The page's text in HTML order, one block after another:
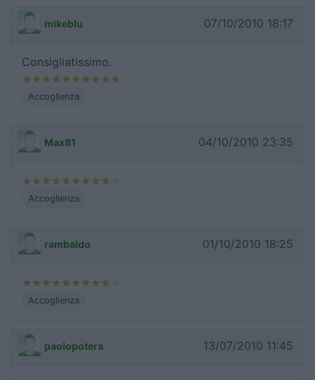
mikeblu 07/10/2010 18:17
Consigliatissimo.
Accoglienza
Max81 04/10/2010 23:35
Accoglienza
rambaldo 01/10/2010 18:25
Accoglienza
paolopotera 13/07/2010 11:45